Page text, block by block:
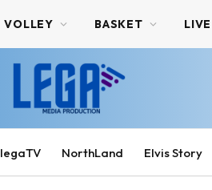
VOLLEY BASKET LIVE
legaTV NorthLand Elvis Story